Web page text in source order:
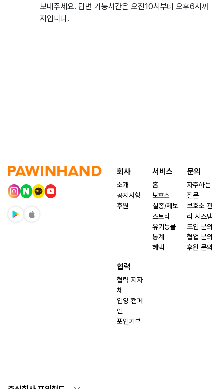
보내주세요. 답변 가능시간은 오전10시부터 오후6시까
지입니다.
회사
소개
공지사항
후원
서비스
홈
보호소
실종/제보
스토리
유기동물
통계
혜택
문의
자주하는
질문
보호소 관
리 시스템
도입 문의
협업 문의
후원 문의
협력
협력 지자
체
입양 캠페
인
포인기부